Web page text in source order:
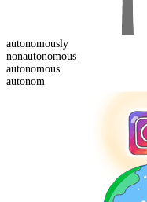
autonomously
nonautonomous
autonomous
autonom